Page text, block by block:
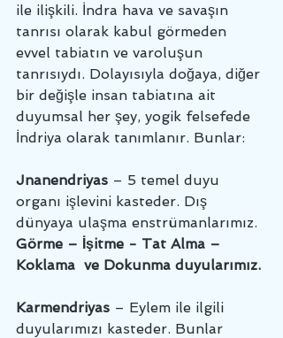
ile ilişkili. İndra hava ve savaşın
tanrısı olarak kabul görmeden
evvel tabiatın ve varoluşun
tanrısıydı. Dolayısıyla doğaya, diğer
bir değişle insan tabiatına ait
duyumsal her şey, yogik felsefede
İndriya olarak tanımlanır. Bunlar:
Jnanendriyas – 5 temel duyu
organı işlevini kasteder. Dış
dünyaya ulaşma enstrümanlarımız.
Görme – İşitme - Tat Alma –
Koklama  ve Dokunma duyularımız.
Karmendriyas – Eylem ile ilgili
duyularımızı kasteder. Bunlar